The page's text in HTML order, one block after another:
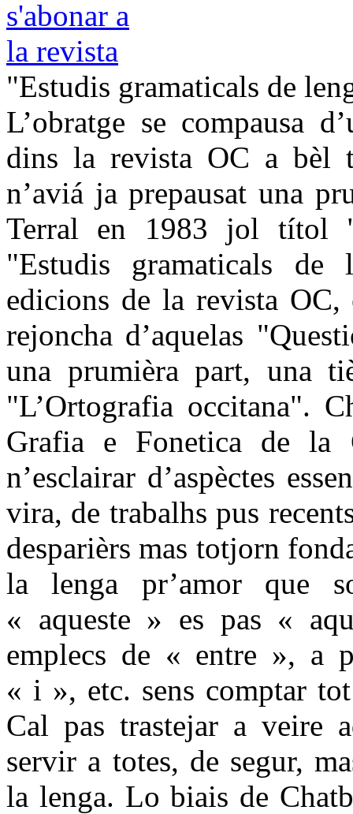
"Estudis gramaticals de
L’obratge se compausa
dins la revista OC a bèl
n’aviá ja prepausat una
Terral en 1983 jol títol
"Estudis gramaticals de
edicions de la revista OC,
rejoncha d’aquelas
una prumièra part, una
"L’Ortografia occitana".
Grafia e Fonetica de la
n’esclairar d’aspèctes
vira, de trabalhs pus
desparièrs mas totjorn
la lenga pr’amor que
« aqueste » es pas «
emplecs de « entre », a
« i », etc. sens comptar
Cal pas trastejar a veire
servir a totes, de segur,
la lenga. Lo biais de